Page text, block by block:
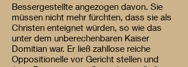
Bessergestellte angezogen davon. Sie
müssen nicht mehr fürchten, dass sie als
Christen enteignet würden, so wie das
unter dem unberechenbaren Kaiser
Domitian war. Er ließ zahllose reiche
Oppositionelle vor Gericht stellen und